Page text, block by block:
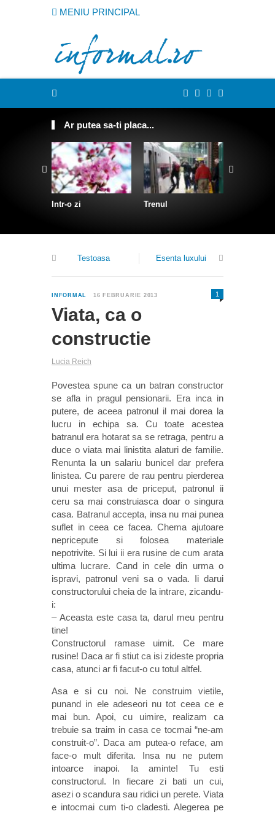
MENIU PRINCIPAL
Ar putea sa-ti placa...
Intr-o zi Trenul
Testoasa Esenta luxului
INFORMAL 16 FEBRUARIE 2013
Viata, ca o
constructie
1
Lucia Reich
Povestea spune ca un batran constructor
se afla in pragul pensionarii. Era inca in
putere, de aceea patronul il mai dorea la
lucru in echipa sa. Cu toate acestea
batranul era hotarat sa se retraga, pentru a
duce o viata mai linistita alaturi de familie.
Renunta la un salariu bunicel dar prefera
linistea. Cu parere de rau pentru pierderea
unui mester asa de priceput, patronul ii
ceru sa mai construiasca doar o singura
casa. Batranul accepta, insa nu mai punea
suflet in ceea ce facea. Chema ajutoare
nepricepute si folosea materiale
nepotrivite. Si lui ii era rusine de cum arata
ultima lucrare. Cand in cele din urma o
ispravi, patronul veni sa o vada. Ii darui
constructorului cheia de la intrare, zicandu-
i:
– Aceasta este casa ta, darul meu pentru
tine!
Constructorul ramase uimit. Ce mare
rusine! Daca ar fi stiut ca isi zideste propria
casa, atunci ar fi facut-o cu totul altfel.
Asa e si cu noi. Ne construim vietile,
punand in ele adeseori nu tot ceea ce e
mai bun. Apoi, cu uimire, realizam ca
trebuie sa traim in casa ce tocmai “ne-am
construit-o”. Daca am putea-o reface, am
face-o mult diferita. Insa nu ne putem
intoarce inapoi. Ia aminte! Tu esti
constructorul. In fiecare zi bati un cui,
asezi o scandura sau ridici un perete. Viata
e intocmai cum ti-o cladesti. Alegerea pe